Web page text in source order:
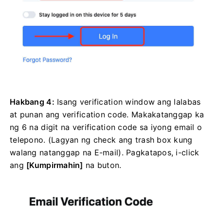
Hakbang 4: Isang verification window ang lalabas
at punan ang verification code. Makakatanggap ka
ng 6 na digit na verification code sa iyong email o
telepono. (Lagyan ng check ang trash box kung
walang natanggap na E-mail). Pagkatapos, i-click
ang [Kumpirmahin] na buton.